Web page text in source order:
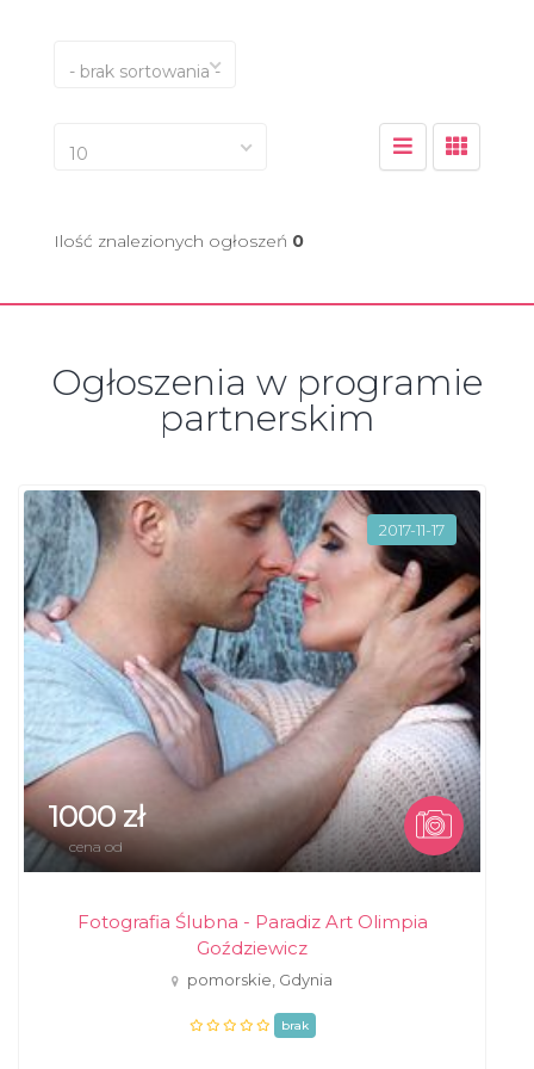
- brak sortowania -
10
Ilość znalezionych ogłoszeń 0
Ogłoszenia w programie
partnerskim
2017-11-17
1000 zł
cena od
Fotografia Ślubna - Paradiz Art Olimpia
Goździewicz
pomorskie, Gdynia
brak